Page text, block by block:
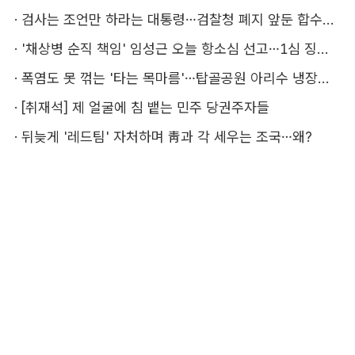
·
검사는 조언만 하라는 대통령…검찰청 폐지 앞둔 합수본 '딜레마'
·
'채상병 순직 책임' 임성근 오늘 항소심 선고…1심 징역 3년
·
폭염도 못 꺾는 '타는 목마름'…탑골공원 아리수 냉장고 가보니
· [취재석] 제 얼굴에 침 뱉는 민주 당권주자들
· 뒤늦게 '레드팀' 자처하며 靑과 각 세우는 조국…왜?